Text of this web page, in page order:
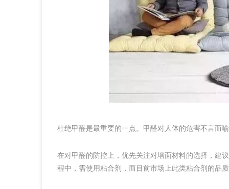
杜绝甲醛是最重要的一点。甲醛对人体的危害不言而
在对甲醛的防控上，优先关注对墙面材料的选择，建
程中，需使用粘合剂，而目前市场上此类粘合剂的品